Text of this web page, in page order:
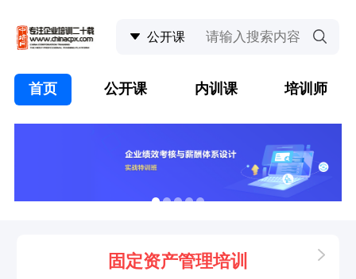
首页 公开课 内训课 培训师
固定资产管理培训